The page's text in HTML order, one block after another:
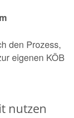
den Prozess,
eigenen KÖB
nutzen